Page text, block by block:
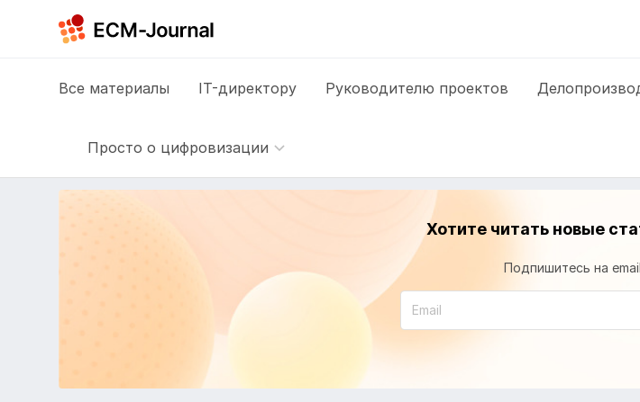
Все материалы IT-директору Руководителю проектов
Просто о цифровизации
Хотите читать новые
Подпишитесь на